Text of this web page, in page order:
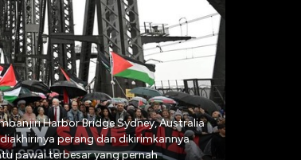
Harbor Bridge Sydney, Australia
perang dan dikirimkannya
pawai terbesar yang pernah